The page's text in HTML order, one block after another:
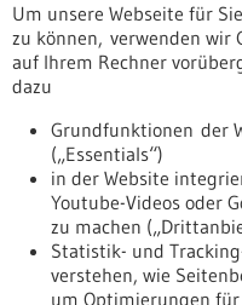
info(at)loxo.de
www.loxo.de
Zurück zur Ergebnisliste
Nach oben
Um unsere Webseite für
zu können, verwenden wir
auf Ihrem Rechner
dazu
Grundfunktionen der
(„Essentials“)
in der Website
Youtube-Videos oder
zu machen
Statistik- und
verstehen, wie
um Optimierungen